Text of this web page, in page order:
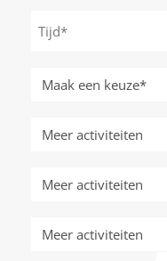
MM
slash
Meer
activiteiten
Meer
activiteiten
Meer
activiteiten
Meer
activiteiten